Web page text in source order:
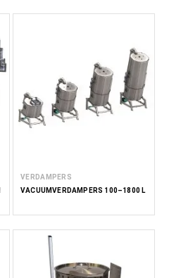
VERDAMPERS
VACUÜMVERDAMPERS 100–1800 L